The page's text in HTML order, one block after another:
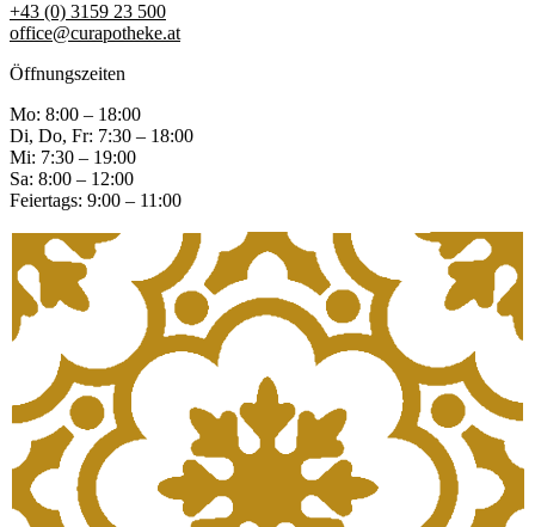
+43 (0) 3159 23 500
office@curapotheke.at
Öffnungszeiten
Mo: 8:00 – 18:00
Di, Do, Fr: 7:30 – 18:00
Mi: 7:30 – 19:00
Sa: 8:00 – 12:00
Feiertags: 9:00 – 11:00